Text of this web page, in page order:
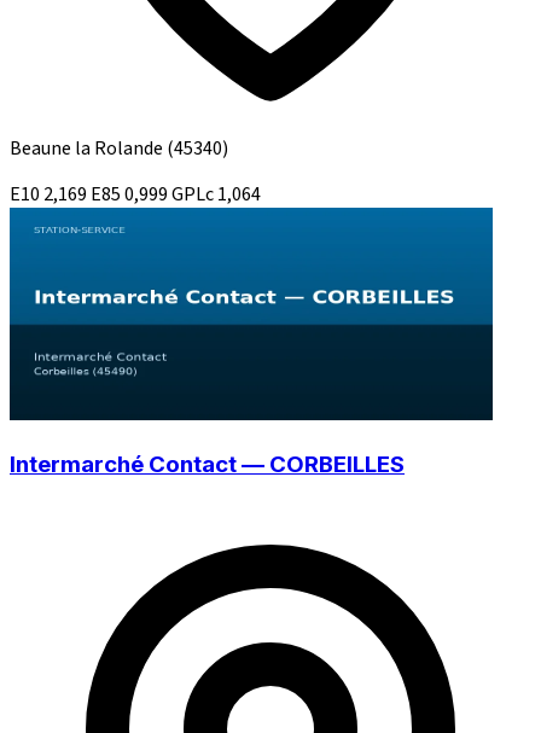
Beaune la Rolande (45340)
E10 2,169 E850,999GPLc1,064
Intermarché Contact — CORBEILLES